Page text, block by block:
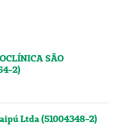
SÃO
2)
Ltda (51004348-2)